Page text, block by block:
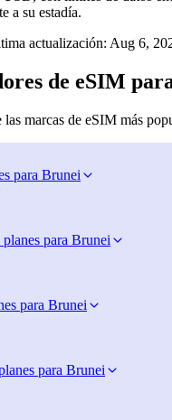
a su estadía.
actualización: Aug 6,
de eSIM
las marcas de eSIM más
para Brunei
planes para Brunei
para Brunei
para Brunei